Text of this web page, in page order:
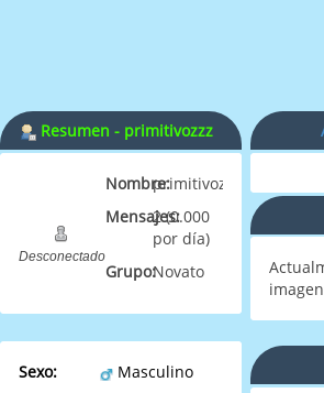
Resumen - primitivozzz
Desconectado
Nombre:primitivozzz
Mensajes:2 (0.000
por día)
Grupo:Novato
Sexo:
Masculino